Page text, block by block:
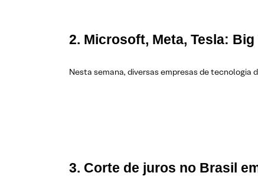
2. Microsoft, Meta, Tesla:
Nesta semana, diversas empresas de tecnologia
3. Corte de juros no Brasil